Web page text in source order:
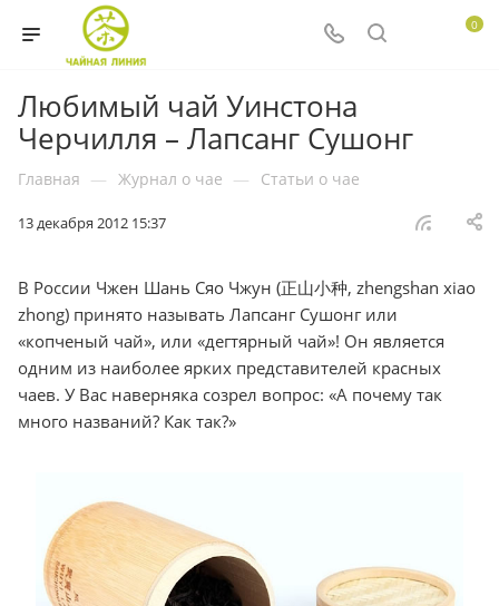
0
Любимый чай Уинстона
Черчилля – Лапсанг Сушонг
Главная — Журнал о чае — Статьи о чае
13 декабря 2012 15:37
В России Чжен Шань Сяо Чжун (正山小种, zhengshan xiao
zhong) принято называть Лапсанг Сушонг или
«копченый чай», или «дегтярный чай»! Он является
одним из наиболее ярких представителей красных
чаев. У Вас наверняка созрел вопрос: «А почему так
много названий? Как так?»